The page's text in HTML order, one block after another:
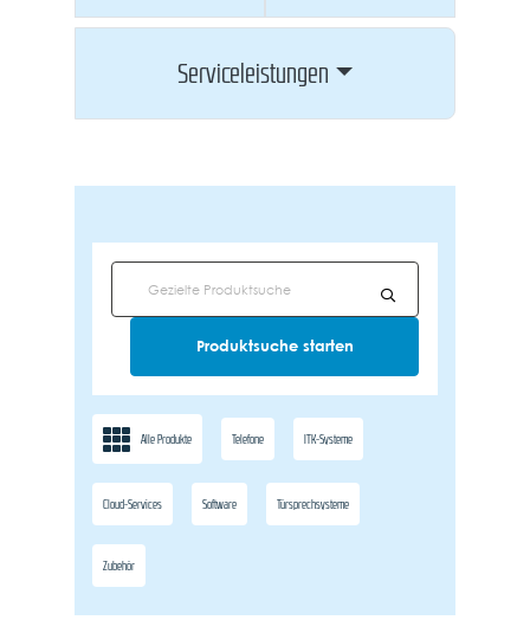
Serviceleistungen
Alle Produkte Telefone ITK-Systeme
Cloud-Services Software Türsprechsysteme
Zubehör